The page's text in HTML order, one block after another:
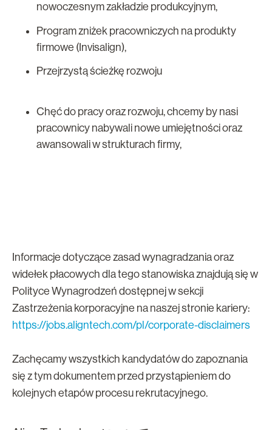
nowoczesnym zakładzie produkcyjnym,
Program zniżek pracowniczych na produkty
firmowe (Invisalign),
Przejrzystą ścieżkę rozwoju
Chęć do pracy oraz rozwoju, chcemy by nasi
pracownicy nabywali nowe umiejętności oraz
awansowali w strukturach firmy,
Informacje dotyczące zasad wynagradzania oraz
widełek płacowych dla tego stanowiska znajdują się w
Polityce Wynagrodzeń dostępnej w sekcji
Zastrzeżenia korporacyjne na naszej stronie kariery:
https://jobs.aligntech.com/pl/corporate-disclaimers
Zachęcamy wszystkich kandydatów do zapoznania
się z tym dokumentem przed przystąpieniem do
kolejnych etapów procesu rekrutacyjnego.